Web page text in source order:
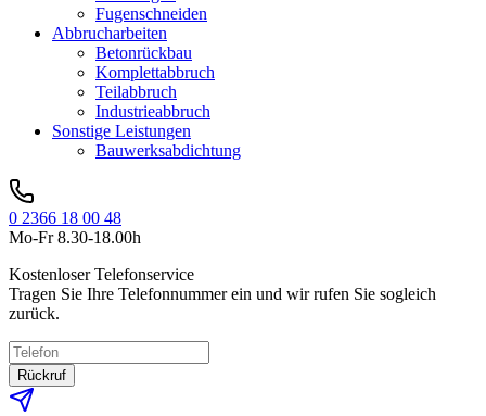
Fugenschneiden
Abbrucharbeiten
Betonrückbau
Komplettabbruch
Teilabbruch
Industrieabbruch
Sonstige Leistungen
Bauwerksabdichtung
0 2366 18 00 48
Mo-Fr 8.30-18.00h
Kostenloser Telefonservice
Tragen Sie Ihre Telefonnummer ein und wir rufen Sie sogleich
zurück.
Rückruf